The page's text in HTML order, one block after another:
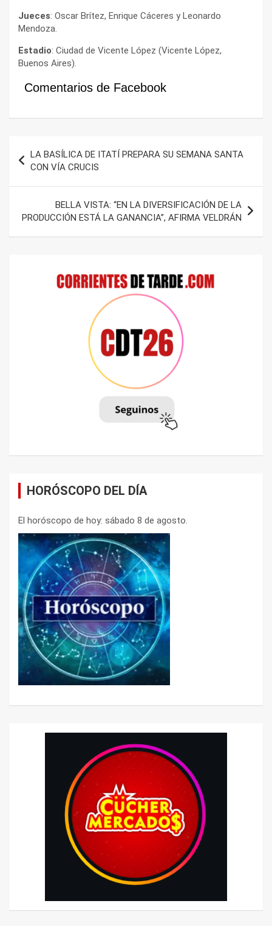
Jueces: Oscar Brítez, Enrique Cáceres y Leonardo
Mendoza.
Estadio: Ciudad de Vicente López (Vicente López,
Buenos Aires).
Comentarios de Facebook
Navegación
de
entradas
LA BASÍLICA DE ITATÍ PREPARA SU SEMANA SANTA
CON VÍA CRUCIS
BELLA VISTA: “EN LA DIVERSIFICACIÓN DE LA
PRODUCCIÓN ESTÁ LA GANANCIA”, AFIRMA VELDRÁN
HORÓSCOPO DEL DÍA
El horóscopo de hoy: sábado 8 de agosto.